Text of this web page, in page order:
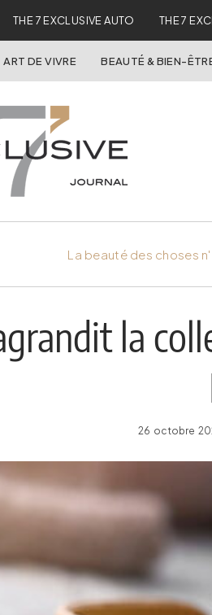
THE 7 EXCLUSIVE AUTO THE 7
ART DE VIVRE BEAUTÉ & BIEN-
La beauté des choses
la
26 octobre